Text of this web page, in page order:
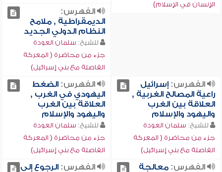
الإنسان في الإسلام)
الفهرس:
الديمقراطية , ملامح
النظام الدولي الجديد
للشيخ: سلمان العودة
جزء من محاضرة ( المعركة
الفاصلة مع بني إسرائيل)
الفهرس:إسرائيل
راعية المصالح الغربية ,
العلاقة بين الغرب
واليهود والإسلام
للشيخ: سلمان العودة
جزء من محاضرة ( المعركة
الفاصلة مع بني إسرائيل)
الفهرس:الضغط
اليهودي في الغرب ,
العلاقة بين الغرب
واليهود والإسلام
للشيخ: سلمان العودة
جزء من محاضرة ( المعركة
الفاصلة مع بني إسرائيل)
الفهرس:معالجة
الفهرس:الرجوع إلى